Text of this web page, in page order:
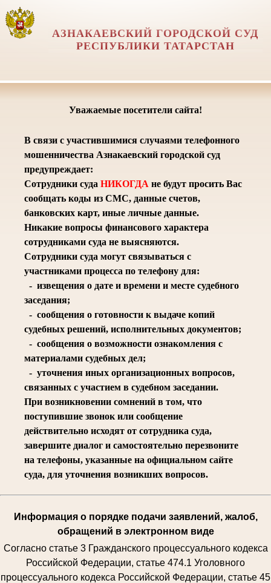
АЗНАКАЕВСКИЙ ГОРОДСКОЙ СУД
РЕСПУБЛИКИ ТАТАРСТАН
Уважаемые посетители сайта!
В связи с участившимися случаями телефонного
мошенничества Азнакаевский городской суд
предупреждает:
Сотрудники суда НИКОГДА не будут просить Вас
сообщать коды из СМС, данные счетов,
банковских карт, иные личные данные.
Никакие вопросы финансового характера
сотрудниками суда не выясняются.
Сотрудники суда могут связываться с
участниками процесса по телефону для:
- извещения о дате и времени и месте судебного
заседания;
- сообщения о готовности к выдаче копий
судебных решений, исполнительных документов;
- сообщения о возможности ознакомления с
материалами судебных дел;
- уточнения иных организационных вопросов,
связанных с участием в судебном заседании.
При возникновении сомнений в том, что
поступившие звонок или сообщение
действительно исходят от сотрудника суда,
завершите диалог и самостоятельно перезвоните
на телефоны, указанные на официальном сайте
суда, для уточнения возникших вопросов.
Информация о порядке подачи заявлений, жалоб,
обращений в электронном виде
Согласно статье 3 Гражданского процессуального кодекса
Российской Федерации, статье 474.1 Уголовного
процессуального кодекса Российской Федерации, статье 45